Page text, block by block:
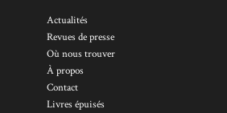
Actualités
Revues de presse
Où nous trouver
À propos
Contact
Livres épuisés